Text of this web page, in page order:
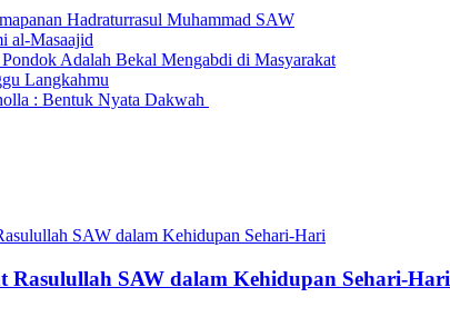
Hadraturrasul Muhammad SAW
al-Masaajid
Adalah Bekal Mengabdi di Masyarakat
Langkahmu
: Bentuk Nyata Dakwah
Rasulullah SAW dalam Kehidupan Sehari-Hari